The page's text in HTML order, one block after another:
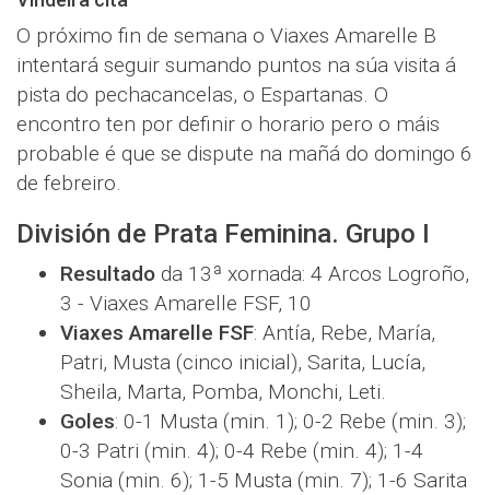
O próximo fin de semana o Viaxes Amarelle B
intentará seguir sumando puntos na súa visita á
pista do pechacancelas, o Espartanas. O
encontro ten por definir o horario pero o máis
probable é que se dispute na mañá do domingo 6
de febreiro.
División de Prata Feminina. Grupo I
Resultado da 13ª xornada: 4 Arcos Logroño,
3 - Viaxes Amarelle FSF, 10
Viaxes Amarelle FSF: Antía, Rebe, María,
Patri, Musta (cinco inicial), Sarita, Lucía,
Sheila, Marta, Pomba, Monchi, Leti.
Goles: 0-1 Musta (min. 1); 0-2 Rebe (min. 3);
0-3 Patri (min. 4); 0-4 Rebe (min. 4); 1-4
Sonia (min. 6); 1-5 Musta (min. 7); 1-6 Sarita